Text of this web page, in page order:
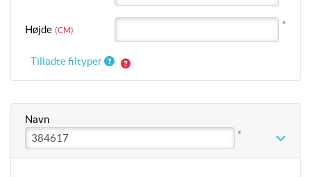
Højde (CM) *
Tilladte filtyper
Navn
*